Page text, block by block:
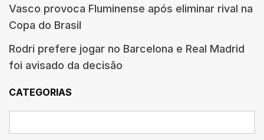
Vasco provoca Fluminense após eliminar rival na
Copa do Brasil
Rodri prefere jogar no Barcelona e Real Madrid
foi avisado da decisão
CATEGORIAS